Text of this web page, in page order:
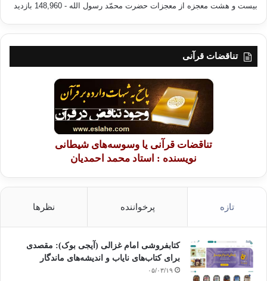
بیست و هشت معجزه از معجزات حضرت محمّد رسول الله - 148,960 بازدید
تناقضات قرآنی
تناقضات قرآنی یا وسوسه‌های شیطانی
نویسنده : استاد محمد احمدیان
تازه پرخواننده نظرها
کتابفروشی امام غزالی (آیجی بوک): مقصدی
برای کتاب‌های نایاب و اندیشه‌های ماندگار
۰۵/۰۳/۱۹